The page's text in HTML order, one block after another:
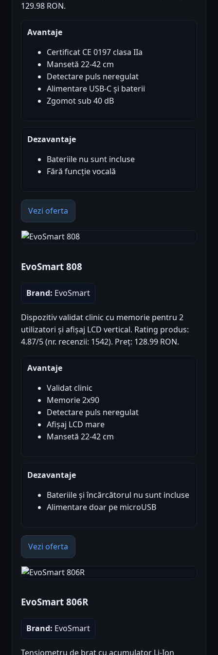
129.98 RON.
Avantaje
Certificat CE 0197 clasa IIa
Mansetă 22-42 cm
Detectare puls neregulat
Alimentare USB-C și baterii
Zgomot sub 40 dB
Dezavantaje
Bateriile nu sunt incluse
Fără funcție vocală
Vezi oferta
EvoSmart 808
Brand: EvoSmart
Dispozitiv validat clinic cu memorie pentru 2
utilizatori și afișaj LCD vertical. Rating produs:
4.87/5 (nr. recenzii: 1542). Preț: 128.99 RON.
Avantaje
Validat clinic
Memorie 2x90
Detectare puls neregulat
Afișaj LCD mare
Mansetă 22-42 cm
Dezavantaje
Bateriile și încărcătorul nu sunt incluse
Alimentare doar pe microUSB
Vezi oferta
EvoSmart 806R
Brand: EvoSmart
Tensiometru de brat cu acumulator Li-Ion